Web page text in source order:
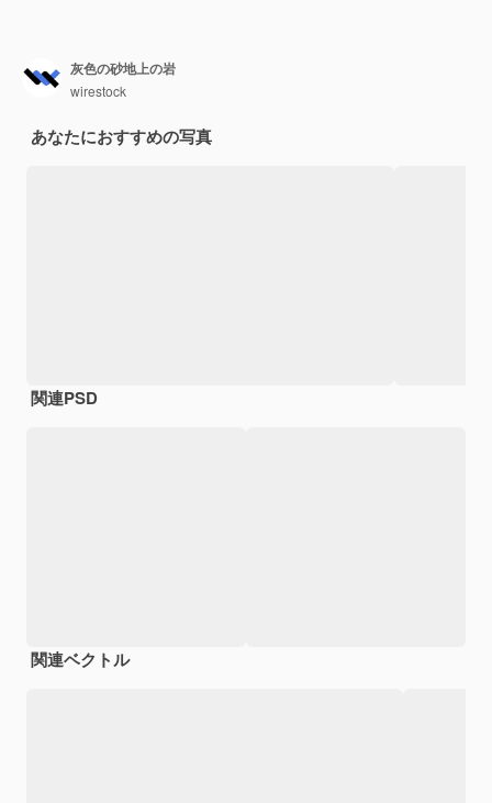
灰色の砂地上の岩
wirestock
あなたにおすすめの写真
関連PSD
関連ベクトル